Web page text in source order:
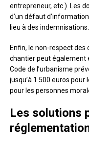
entrepreneur, etc.). Les
d’un défaut
lieu à des indemnisations.
Enfin, le non-respect des
chantier peut également
Code de l’urbanisme
jusqu’à 1 500 euros
pour les personnes
Les solutions